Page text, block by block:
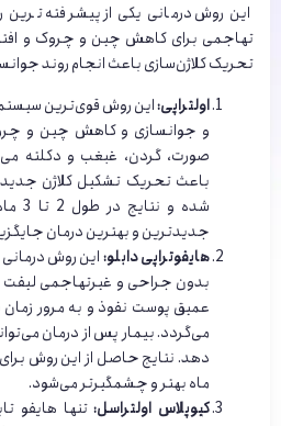
این روش درمانی یکی از پیشرفته
تهاجمی برای کاهش چین‌ و چروک و
تحریک کلاژن‌سازی باعث انجام روند
اولتراپی:این روش قوی‌ترین سیستم
و جوانسازی و کاهش چین و
صورت، گردن، غبغب و دکلته
باعث تحریک تشکیل کلاژن
شده
جدیدترین و بهترین درمان
هایفوتراپی دابلو:این روش
بدون جراحی و غیرتهاجمی لیفت
عمیق پوست نفوذ و به مرور
می‌گردد. بیمار پس از درمان
دهد. نتایج حاصل از این روش
ماه بهتر و چشمگیرتر می‌شود.
کیوپلاس اولتراسل:تنها هایفو